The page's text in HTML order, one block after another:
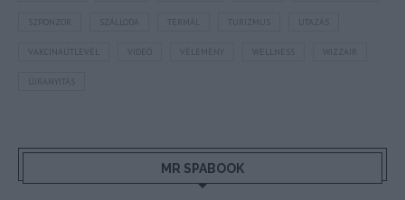
SZPONZOR SZÁLLODA TERMÁL TURIZMUS UTAZÁS
VAKCINAÚTLEVÉL WIZZAIR
ÚJRANYITÁS
MR SPABOOK